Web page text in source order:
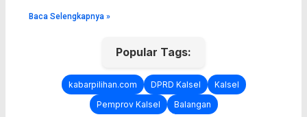
Baca Selengkapnya »
Popular Tags:
kabarpilihan.com DPRD Kalsel
Kalsel
Pemprov Kalsel
Balangan